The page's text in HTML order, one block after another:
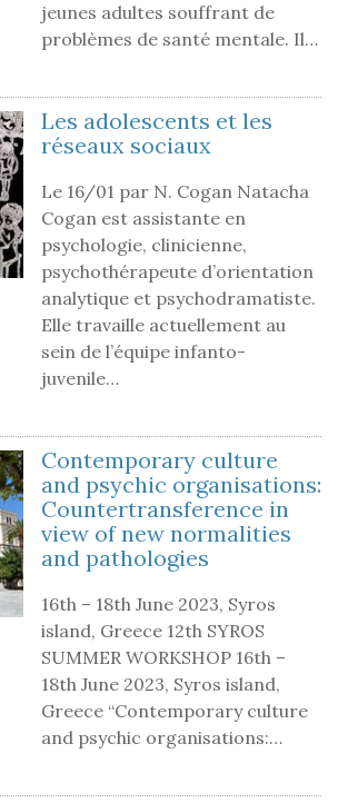
jeunes adultes souffrant de
problèmes de santé mentale. Il…
Les adolescents et les
réseaux sociaux
Le 16/01 par N. Cogan Natacha
Cogan est assistante en
psychologie, clinicienne,
psychothérapeute d’orientation
analytique et psychodramatiste.
Elle travaille actuellement au
sein de l’équipe infanto-
juvenile…
Contemporary culture
and psychic organisations:
Countertransference in
view of new normalities
and pathologies
16th – 18th June 2023, Syros
island, Greece 12th SYROS
SUMMER WORKSHOP 16th –
18th June 2023, Syros island,
Greece “Contemporary culture
and psychic organisations:…